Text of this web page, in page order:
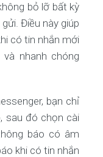
bỏ lỡ bất kỳ
Điều này giúp
có tin nhắn mới
nhanh chóng
bạn chỉ
sau đó chọn cài
báo có âm
khi có tin nhắn